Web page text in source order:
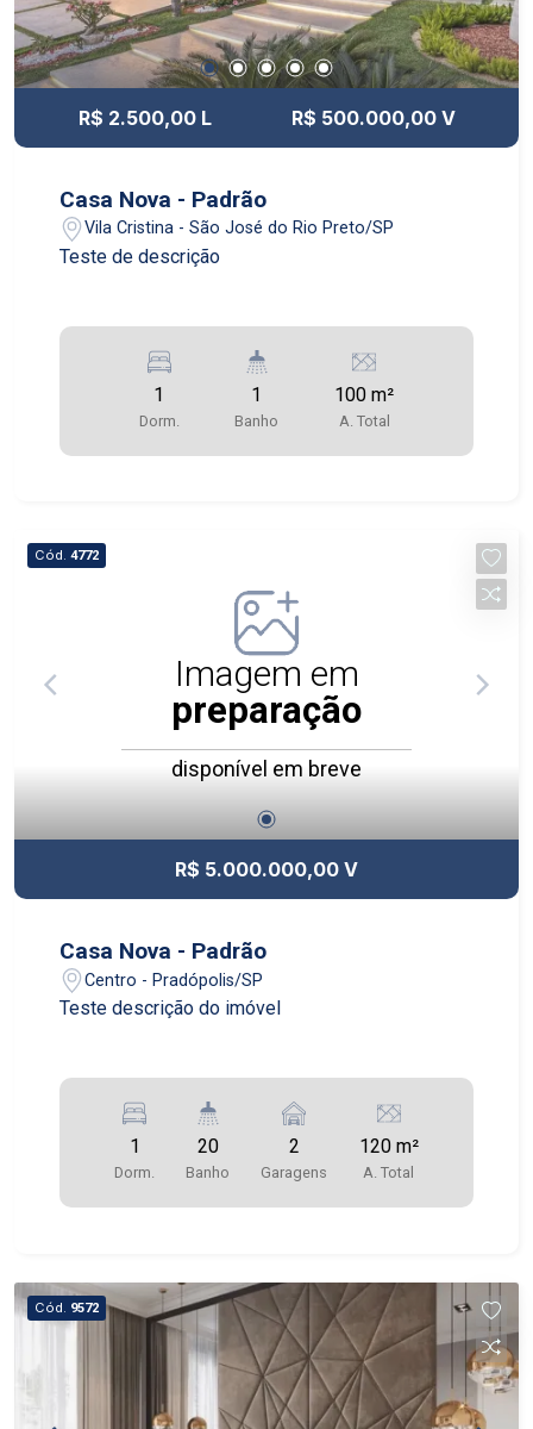
R$ 2.500,00 L R$ 500.000,00 V
Casa Nova - Padrão
Vila Cristina - São José do Rio Preto/SP
Teste de descrição
1
Dorm.
1
Banho
100 m²
A. Total
Cód. 4772
Imagem em
preparação
disponível em breve
R$ 5.000.000,00 V
Casa Nova - Padrão
Centro - Pradópolis/SP
Teste descrição do imóvel
1
Dorm.
20
Banho
2
Garagens
120 m²
A. Total
Cód. 9572